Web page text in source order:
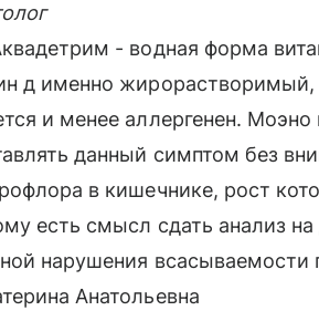
- водная форма
д именно жирорастворимый,
и менее аллергенен.
данный симптом без
в кишечнике, рост
есть смысл сдать анализ
нарушения
Анатольевна